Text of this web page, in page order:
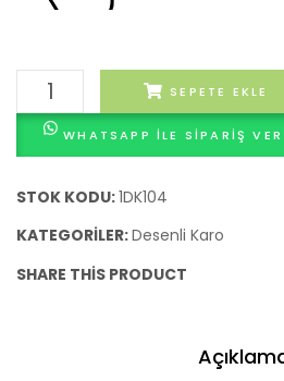
1989
Desenli
Karo
SEPETE EKLE
WHATSAPP ILE SIPARIŞ VER
STOK KODU:1DK104
KATEGORILER:Desenli Karo
SHARE THIS PRODUCT